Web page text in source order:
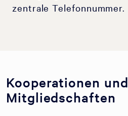
zentrale Telefonnummer.
Kooperationen und
Mitgliedschaften